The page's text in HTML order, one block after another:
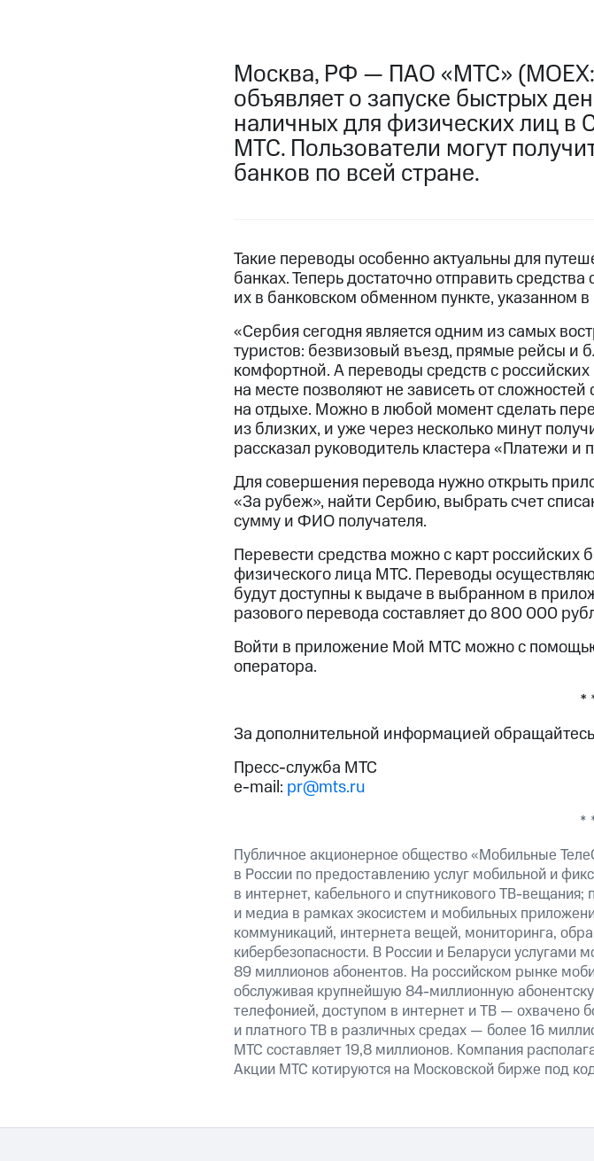
Москва, РФ — ПАО «МТС»
объявляет о запуске быстрых
наличных для физических лиц
МТС. Пользователи могут
банков по всей стране.
Такие переводы особенно актуальны для
банках. Теперь достаточно отправить
их в банковском обменном пункте, указанном
«Сербия сегодня является одним из самых
туристов: безвизовый въезд, прямые рейсы и
комфортной. А переводы средств с
на месте позволяют не зависеть от
на отдыхе. Можно в любой момент сделать
из близких, и уже через несколько минут
рассказал руководитель кластера «Платежи
Для совершения перевода нужно открыть
«За рубеж», найти Сербию, выбрать счет
сумму и ФИО получателя.
Перевести средства можно с карт российских
физического лица МТС. Переводы
будут доступны к выдаче в выбранном в
разового перевода составляет до 800 000
Войти в приложение Мой МТС можно с
оператора.
*
За дополнительной информацией
Пресс-служба МТС
e-mail: pr@mts.ru
*
Публичное акционерное общество «Мобильные
в России по предоставлению услуг мобильной и
в интернет, кабельного и спутникового ТВ-
и медиа в рамках экосистем и мобильных
коммуникаций, интернета вещей, мониторинга,
кибербезопасности. В России и Беларуси услугами
89 миллионов абонентов. На российском рынке
обслуживая крупнейшую 84-миллионную
телефонией, доступом в интернет и ТВ — охвачено
и платного ТВ в различных средах — более 16
МТС составляет 19,8 миллионов. Компания
Акции МТС котируются на Московской бирже под